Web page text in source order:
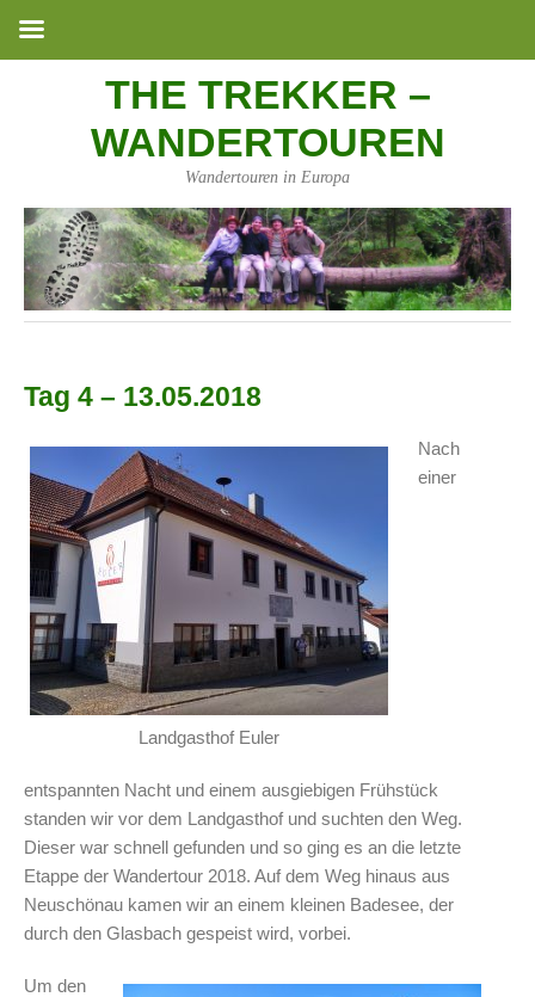
THE TREKKER –
WANDERTOUREN
Wandertouren in Europa
Tag 4 – 13.05.2018
Landgasthof Euler
Nach
einer
entspannten Nacht und einem ausgiebigen Frühstück
standen wir vor dem Landgasthof und suchten den Weg.
Dieser war schnell gefunden und so ging es an die letzte
Etappe der Wandertour 2018. Auf dem Weg hinaus aus
Neuschönau kamen wir an einem kleinen Badesee, der
durch den Glasbach gespeist wird, vorbei.
Um den